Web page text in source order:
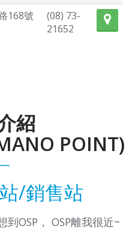
168號
(08) 73-
21652
紹
POINT)
/銷售站
OSP， OSP離我很近~